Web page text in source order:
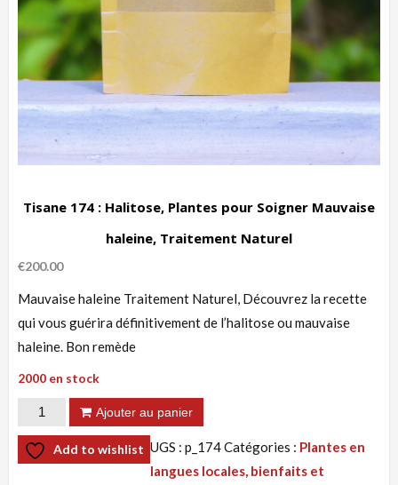
Tisane 174 : Halitose, Plantes pour Soigner Mauvaise
haleine, Traitement Naturel
€200.00
Mauvaise haleine Traitement Naturel, Découvrez la recette
qui vous guérira définitivement de l’halitose ou mauvaise
haleine. Bon remède
2000 en stock
quantité
de
Tisane
Ajouter au panier
Add to wishlist UGS : p_174Catégories : Plantes en
langues locales, bienfaits et